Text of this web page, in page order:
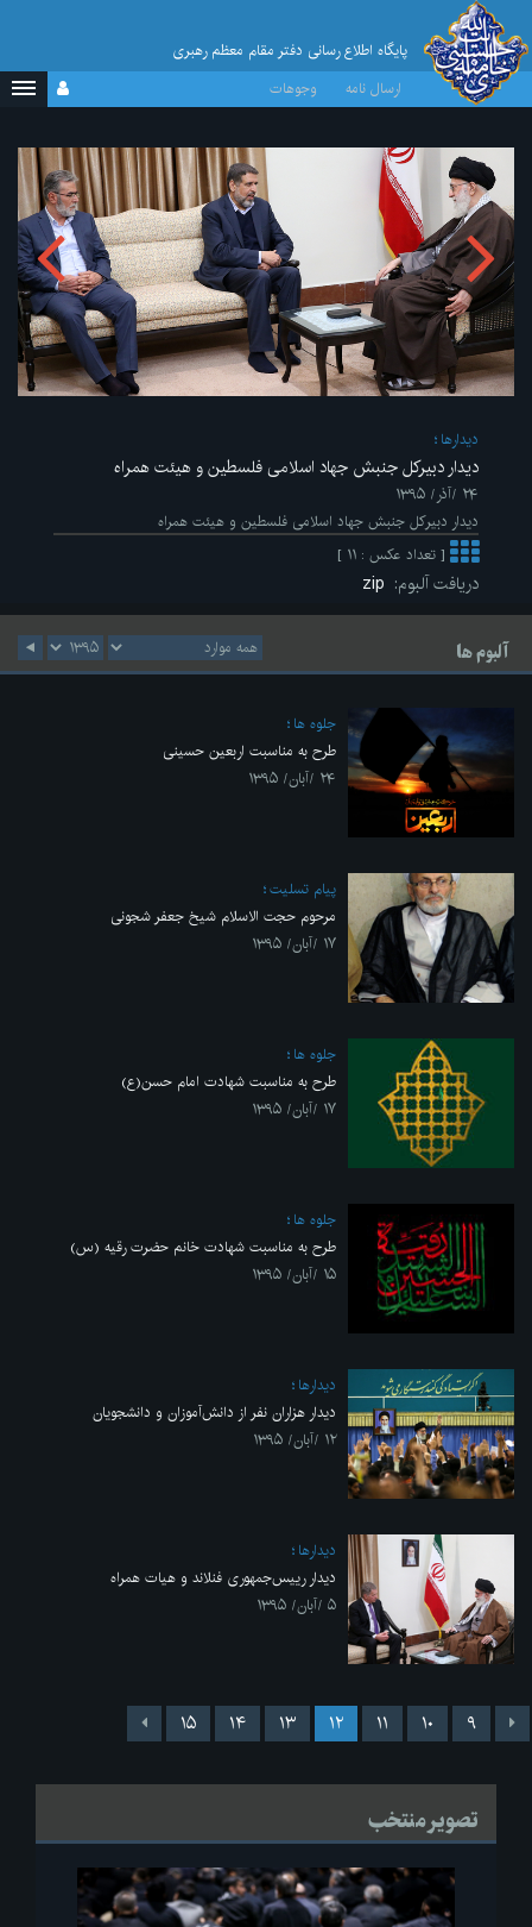
پایگاه اطلاع رسانی دفتر مقام معظم رهبری
ارسال نامه
وجوهات
ديدارها
دیدار دبیرکل جنبش جهاد اسلامی فلسطین و هیئت همراه
۲۴ /آذر/ ۱۳۹۵
دیدار دبیرکل جنبش جهاد اسلامی فلسطین و هیئت همراه
[ تعداد عکس : ۱۱ ]
دریافت آلبوم:
آلبوم ها
جلوه ها
طرح به مناسبت اربعین حسینی
۲۴ /آبان/ ۱۳۹۵
پیام تسلیت
مرحوم حجت الاسلام شیخ جعفر شجونی
۱۷ /آبان/ ۱۳۹۵
جلوه ها
طرح به مناسبت شهادت امام حسن(ع)
۱۷ /آبان/ ۱۳۹۵
جلوه ها
طرح به مناسبت شهادت خانم حضرت رقیه (س)
۱۵ /آبان/ ۱۳۹۵
ديدارها
دیدار هزاران نفر از دانش‌آموزان و دانشجویان
۱۲ /آبان/ ۱۳۹۵
ديدارها
دیدار رییس‌جمهوری فنلاند و هیات همراه
۵ /آبان/ ۱۳۹۵
۹ ۱۰ ۱۱ ۱۲ ۱۳ ۱۴ ۱۵
تصویر منتخب